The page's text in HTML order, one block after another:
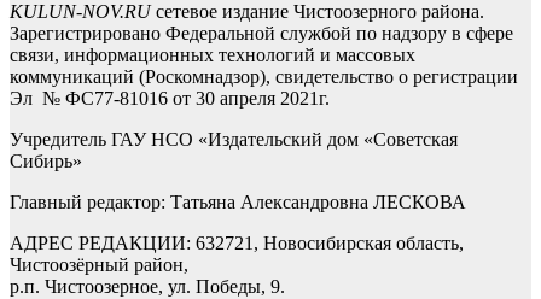
KULUN-NOV.RUсетевое издание Чистоозерного района.
Зарегистрировано Федеральной службой по надзору в сфере
связи, информационных технологий и массовых
коммуникаций (Роскомнадзор), свидетельство о регистрации
Эл № ФС77-81016 от 30 апреля 2021г.
Учредитель ГАУ НСО «Издательский дом «Советская
Сибирь»
Главный редактор: Татьяна Александровна ЛЕСКОВА
АДРЕС РЕДАКЦИИ: 632721, Новосибирская область,
Чистоозёрный район,
р.п. Чистоозерное, ул. Победы, 9.